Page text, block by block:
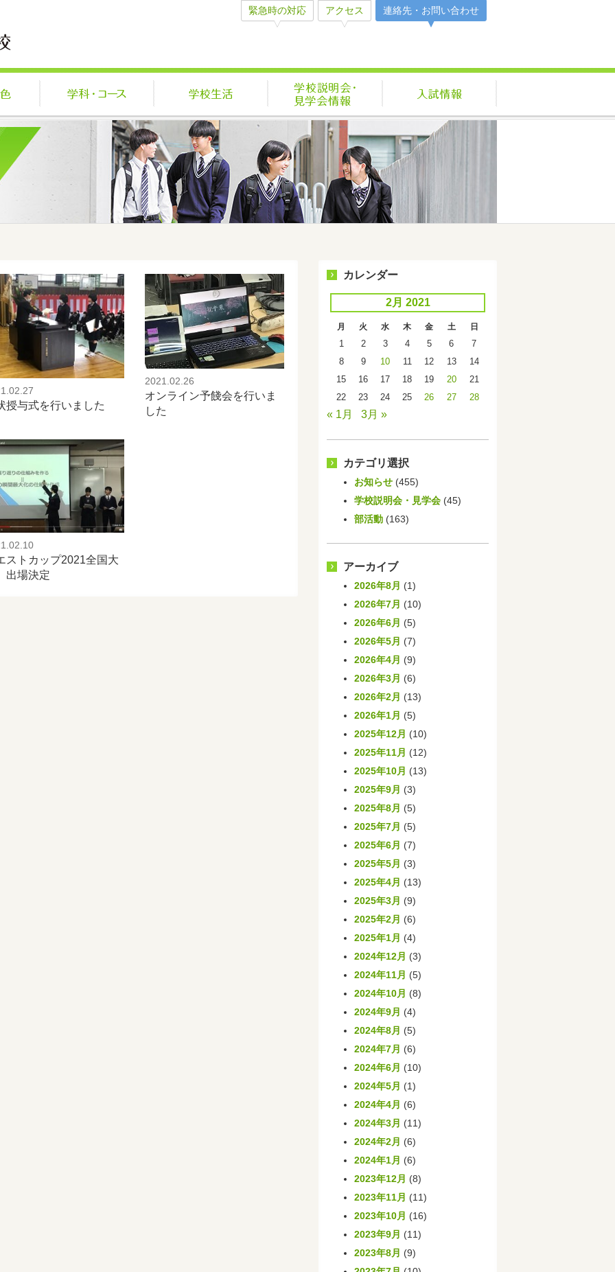
緊急時の対応 アクセス 連絡先・お問い合わせ
学びの特色 学科・コース 学校生活 学校説明会・見学会情報
授与式を行いました
2021.02.26
オンライン予餞会を行いま
した
ストカップ2021全国大
場決定
カレンダー
2月 2021
月 火 水 木 金 土 日
1 2 3 4 5 6
7
8
9 10 11 12 13
14
15
16 17 18 19 20
21
22
23 24 25 26 27 28
« 1月 3月 »
カテゴリ選択
お知らせ (455)
学校説明会・見学会 (45)
部活動 (163)
アーカイブ
2026年8月 (1)
2026年7月 (10)
2026年6月 (5)
2026年5月 (7)
2026年4月 (9)
2026年3月 (6)
2026年2月 (13)
2026年1月 (5)
2025年12月 (10)
2025年11月 (12)
2025年10月 (13)
2025年9月 (3)
2025年8月 (5)
2025年7月 (5)
2025年6月 (7)
2025年5月 (3)
2025年4月 (13)
2025年3月 (9)
2025年2月 (6)
2025年1月 (4)
2024年12月 (3)
2024年11月 (5)
2024年10月 (8)
2024年9月 (4)
2024年8月 (5)
2024年7月 (6)
2024年6月 (10)
2024年5月 (1)
2024年4月 (6)
2024年3月 (11)
2024年2月 (6)
2024年1月 (6)
2023年12月 (8)
2023年11月 (11)
2023年10月 (16)
2023年9月 (11)
2023年8月 (9)